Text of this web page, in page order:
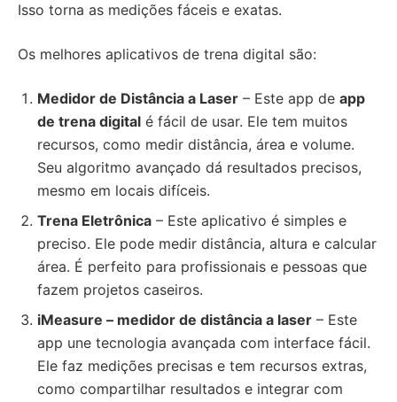
Isso torna as medições fáceis e exatas.
Os melhores aplicativos de trena digital são:
Medidor de Distância a Laser – Este app de app
de trena digital é fácil de usar. Ele tem muitos
recursos, como medir distância, área e volume.
Seu algoritmo avançado dá resultados precisos,
mesmo em locais difíceis.
Trena Eletrônica – Este aplicativo é simples e
preciso. Ele pode medir distância, altura e calcular
área. É perfeito para profissionais e pessoas que
fazem projetos caseiros.
iMeasure – medidor de distância a laser – Este
app une tecnologia avançada com interface fácil.
Ele faz medições precisas e tem recursos extras,
como compartilhar resultados e integrar com